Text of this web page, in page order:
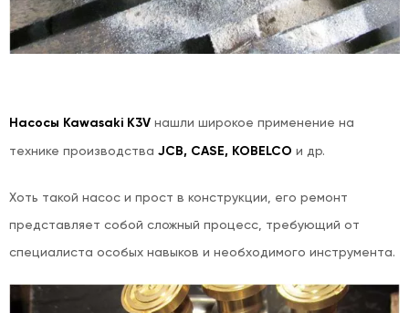
Насосы Kawasaki K3V нашли широкое применение на
технике производства JCB, CASE, KOBELCO и др.
Хоть такой насос и прост в конструкции, его ремонт
представляет собой сложный процесс, требующий от
специалиста особых навыков и необходимого инструмента.